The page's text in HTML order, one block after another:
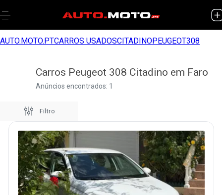
AUTO.MOTO.PTCARROS USADOSCITADINOPEUGEOT308
Carros Peugeot 308 Citadino em Faro
Anúncios encontrados: 1
Filtro